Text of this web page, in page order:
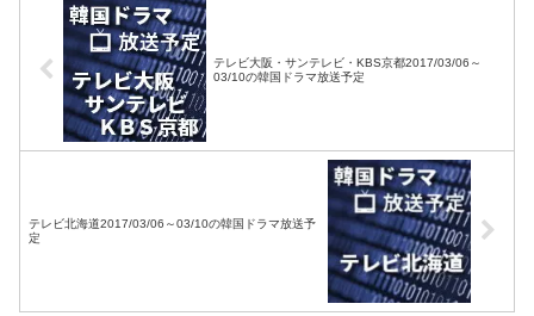
テレビ大阪・サンテレビ・KBS京都2017/03/06～
03/10の韓国ドラマ放送予定
テレビ北海道2017/03/06～03/10の韓国ドラマ放送予
定